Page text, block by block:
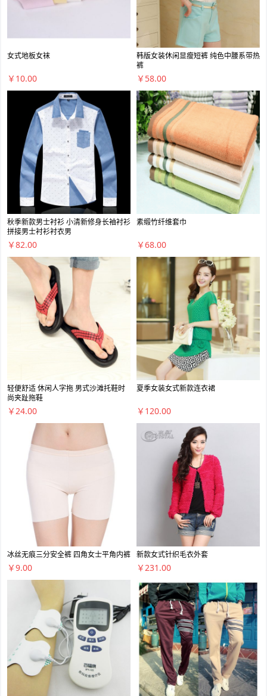
女式地板女袜
￥10.00
韩版女装休闲显瘦短裤 纯色中腰系带热
裤
￥58.00
秋季新款男士衬衫 小清新修身长袖衬衫
拼接男士衬衫衬衣男
￥82.00
素缎竹纤维套巾
￥68.00
轻便舒适 休闲人字拖 男式沙滩托鞋时
尚夹趾拖鞋
￥24.00
夏季女装女式新款连衣裙
￥120.00
冰丝无痕三分安全裤 四角女士平角内裤
￥9.00
新款女式针织毛衣外套
￥231.00